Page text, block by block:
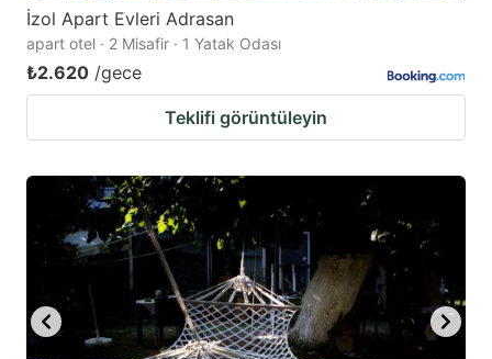
İzol Apart Evleri Adrasan
apart otel · 2 Misafir · 1 Yatak Odası
₺2.620 /gece
Teklifi görüntüleyin